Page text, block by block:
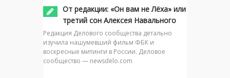
От редакции: «Он вам не Лёха» или
третий сон Алексея Навального
Редакция Делового сообщества детально
изучила нашумевший фильм ФБК и
воскресные митинги в России. Деловое
сообщество — newsdelo.com